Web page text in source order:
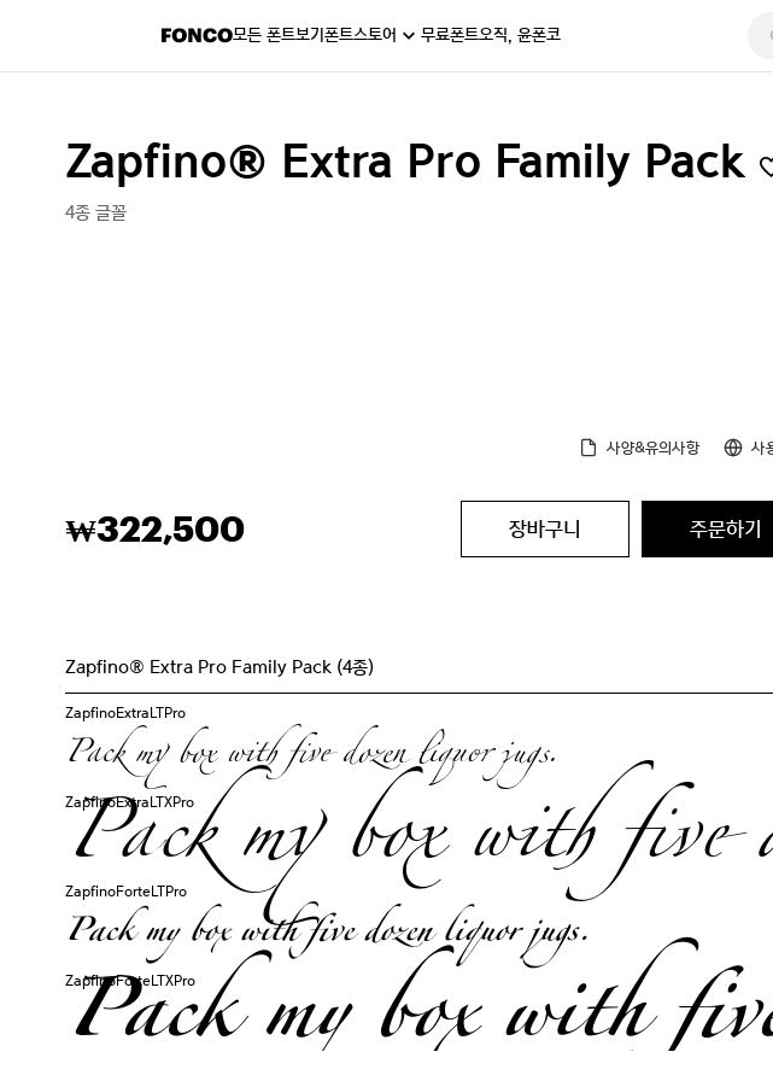
모든 폰트보기폰트스토어 무료폰트오직, 윤폰코
Zapfino® Extra Pro Family Pack
4종 글꼴
사양&유의사항 사
₩322,500 장바구니 주문하기
Zapfino® Extra Pro Family Pack (4종)
ZapfinoExtraLTPro
Pack my box with five dozen liquor jugs.
ZapfinoExtraLTXPro
Pack my box with five
ZapfinoForteLTPro
Pack my box with five dozen liquor jugs.
ZapfinoForteLTXPro
Pack my box with